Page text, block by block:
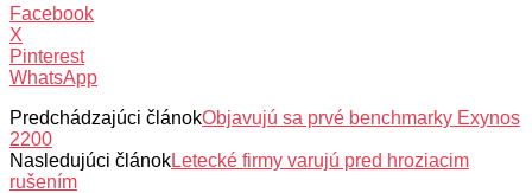
Facebook
X
Pinterest
WhatsApp
Predchádzajúci článokObjavujú sa prvé benchmarky Exynos
2200
Nasledujúci článokLetecké firmy varujú pred hroziacim
rušením